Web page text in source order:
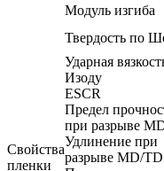
Модуль изгиба
Твердость по
Ударная
Изоду
Свойства
пленки
ESCR
Предел
при разрыве
Удлинение при
разрыве MD/TD